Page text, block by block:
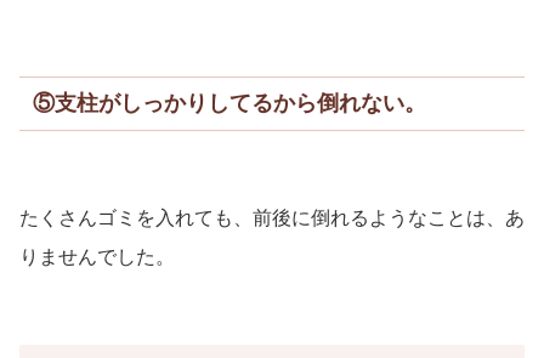
⑤支柱がしっかりしてるから倒れない。
たくさんゴミを入れても、前後に倒れるようなことは、あ
りませんでした。